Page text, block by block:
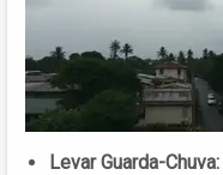
Levar Guarda-Chuva: